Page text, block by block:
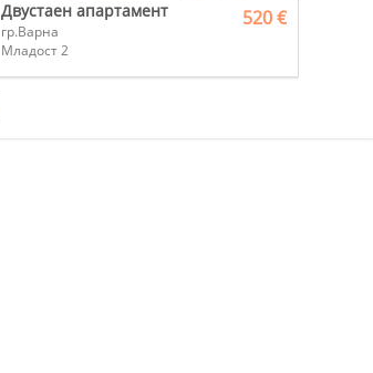
Двустаен апартамент
гр.Варна
Младост 2
520 €